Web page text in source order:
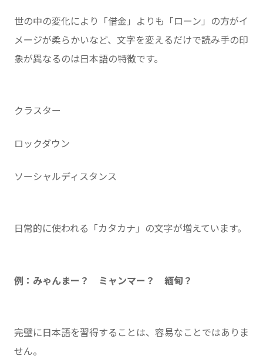
世の中の変化により「借金」よりも「ローン」の方がイ
メージが柔らかいなど、文字を変えるだけで読み手の印
象が異なるのは日本語の特徴です。
クラスター
ロックダウン
ソーシャルディスタンス
日常的に使われる「カタカナ」の文字が増えています。
例：みゃんまー？ ミャンマー？ 緬甸？
完璧に日本語を習得することは、容易なことではありま
せん。